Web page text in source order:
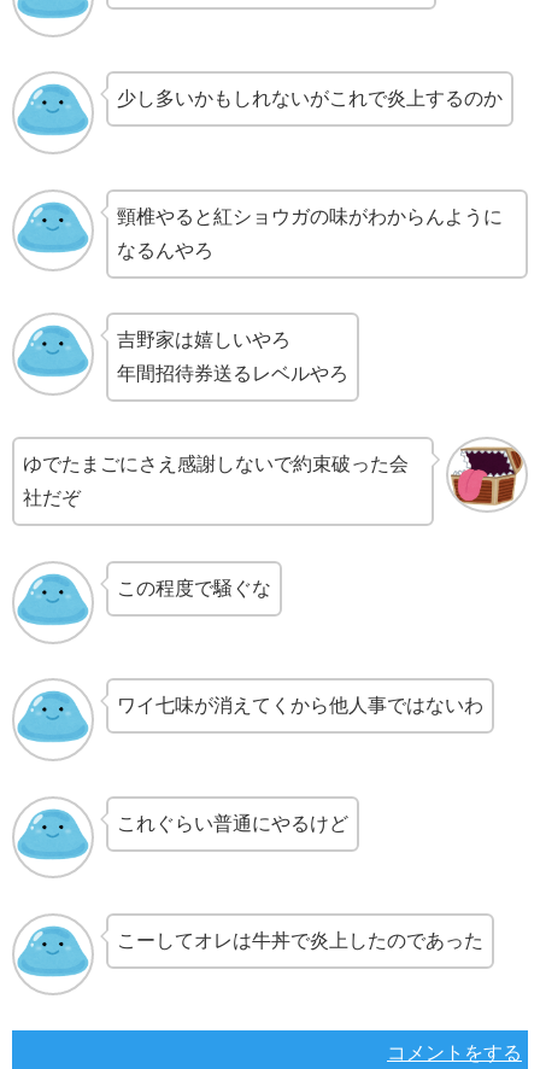
少し多いかもしれないがこれで炎上するのか
頸椎やると紅ショウガの味がわからんように
なるんやろ
吉野家は嬉しいやろ
年間招待券送るレベルやろ
ゆでたまごにさえ感謝しないで約束破った会
社だぞ
この程度で騒ぐな
ワイ七味が消えてくから他人事ではないわ
これぐらい普通にやるけど
こーしてオレは牛丼で炎上したのであった
コメントをする